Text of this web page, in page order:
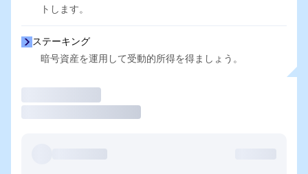
トします。
ステーキング
暗号資産を運用して受動的所得を得ましょう。